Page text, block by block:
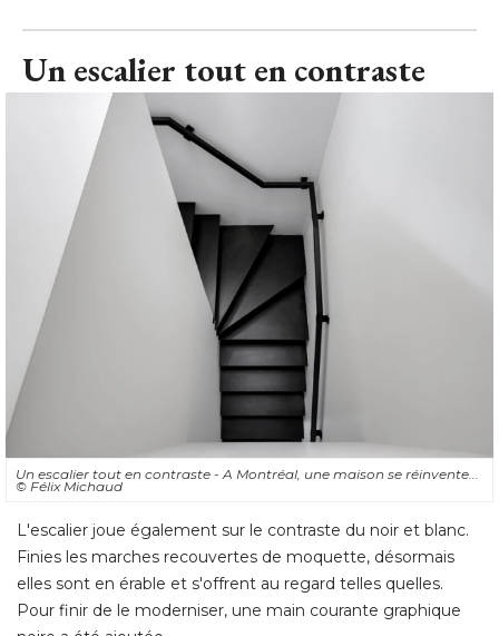
Un escalier tout en contraste
Un escalier tout en contraste - A Montréal, une maison se réinvente...
© Félix Michaud
L'escalier joue également sur le contraste du noir et blanc.
Finies les marches recouvertes de moquette, désormais
elles sont en érable et s'offrent au regard telles quelles.
Pour finir de le moderniser, une main courante graphique